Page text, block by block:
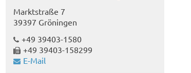
Marktstraße 7
39397 Gröningen
+49 39403-1580
+49 39403-158299
E-Mail